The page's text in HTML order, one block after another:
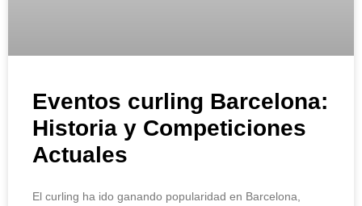
Eventos curling Barcelona:
Historia y Competiciones
Actuales
El curling ha ido ganando popularidad en Barcelona,